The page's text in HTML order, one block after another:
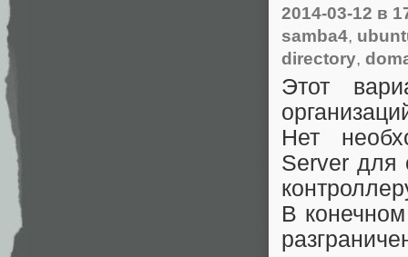
2014-03-12 в
samba4,
directory,
Этот
Нет
Server для
В